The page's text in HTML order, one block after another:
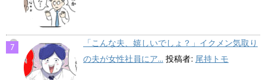
「こんな夫、嬉しいでしょ？」イクメン気取り
の夫が女性社員にア... 投稿者: 尾持トモ